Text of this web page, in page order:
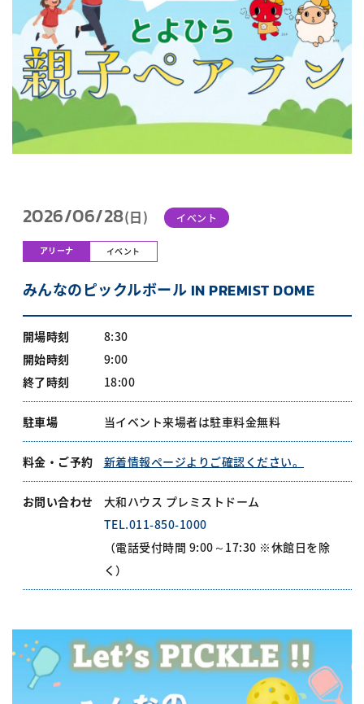
2026/06/28(日) イベント
アリーナ イベント
みんなのピックルボール IN PREMIST DOME
開場時刻
8:30
開始時刻
9:00
終了時刻
18:00
駐車場 当イベント来場者は駐車料金無料
料金・ご予約 新着情報ページよりご確認ください。
お問い合わせ
大和ハウス プレミストドーム
TEL.011-850-1000
（電話受付時間 9:00～17:30 ※休館日を除
く）